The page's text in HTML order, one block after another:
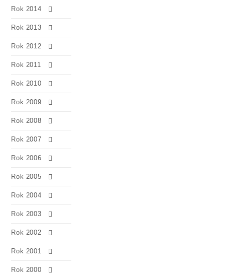
Rok 2014
Rok 2013
Rok 2012
Rok 2011
Rok 2010
Rok 2009
Rok 2008
Rok 2007
Rok 2006
Rok 2005
Rok 2004
Rok 2003
Rok 2002
Rok 2001
Rok 2000